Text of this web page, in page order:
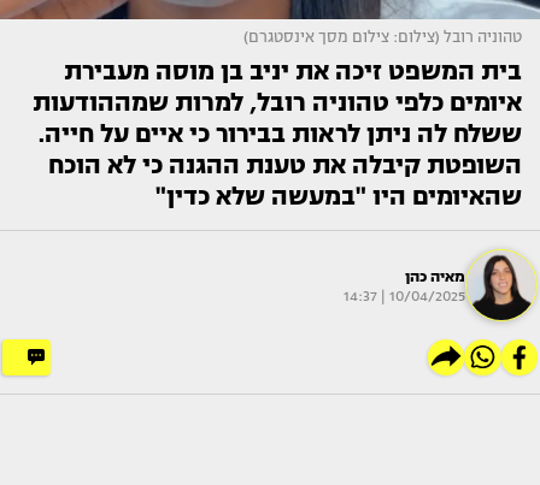
טהוניה רובל (צילום: צילום מסך אינסטגרם)
בית המשפט זיכה את יניב בן מוסה מעבירת
איומים כלפי טהוניה רובל, למרות שמההודעות
ששלח לה ניתן לראות בבירור כי איים על חייה.
השופטת קיבלה את טענת ההגנה כי לא הוכח
שהאיומים היו "במעשה שלא כדין"
מאיה כהן
10/04/2025 | 14:37